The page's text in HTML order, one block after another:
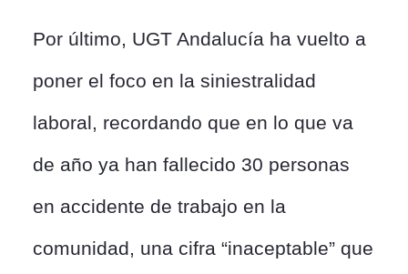
Por último, UGT Andalucía ha vuelto a
poner el foco en la siniestralidad
laboral, recordando que en lo que va
de año ya han fallecido 30 personas
en accidente de trabajo en la
comunidad, una cifra “inaceptable” que